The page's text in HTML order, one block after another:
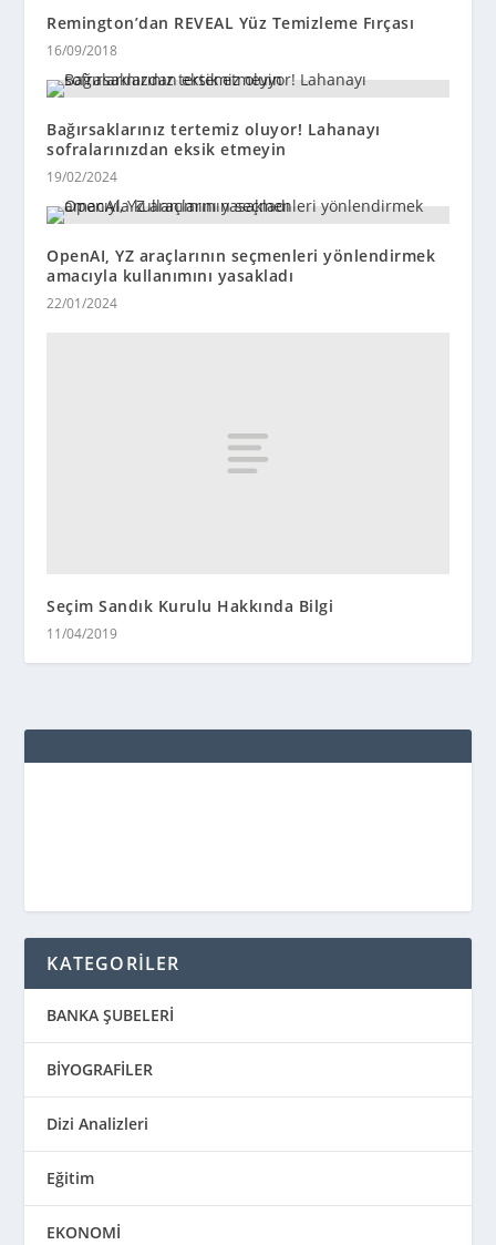
Remington’dan REVEAL Yüz Temizleme Fırçası
16/09/2018
Bağırsaklarınız tertemiz oluyor! Lahanayı
sofralarınızdan eksik etmeyin
19/02/2024
OpenAI, YZ araçlarının seçmenleri yönlendirmek
amacıyla kullanımını yasakladı
22/01/2024
Seçim Sandık Kurulu Hakkında Bilgi
11/04/2019
KATEGORİLER
BANKA ŞUBELERİ
BİYOGRAFİLER
Dizi Analizleri
Eğitim
EKONOMİ